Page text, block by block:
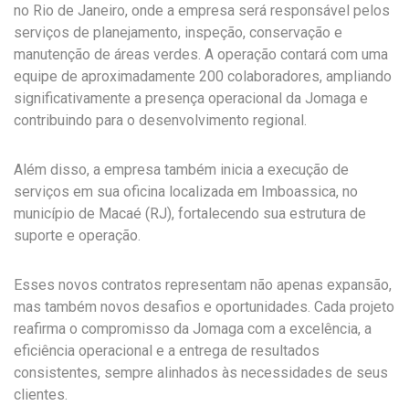
no Rio de Janeiro, onde a empresa será responsável pelos
serviços de planejamento, inspeção, conservação e
manutenção de áreas verdes. A operação contará com uma
equipe de aproximadamente 200 colaboradores, ampliando
significativamente a presença operacional da Jomaga e
contribuindo para o desenvolvimento regional.
Além disso, a empresa também inicia a execução de
serviços em sua oficina localizada em Imboassica, no
município de Macaé (RJ), fortalecendo sua estrutura de
suporte e operação.
Esses novos contratos representam não apenas expansão,
mas também novos desafios e oportunidades. Cada projeto
reafirma o compromisso da Jomaga com a excelência, a
eficiência operacional e a entrega de resultados
consistentes, sempre alinhados às necessidades de seus
clientes.